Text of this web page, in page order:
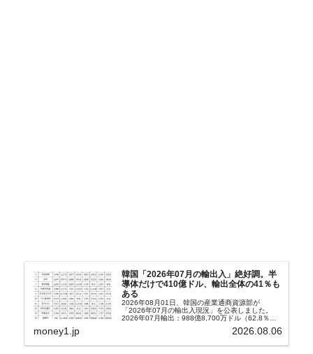
韓国「2026年07月の輸出入」絶好調。半
導体だけで410億ドル、輸出全体の41％も
ある
2026年08月01日、韓国の産業通商資源部が
「2026年07月の輸出入現況」を公表しました。
2026年07月輸出：988億8,700万ドル（62.8％）
money1.jp 2026.08.06